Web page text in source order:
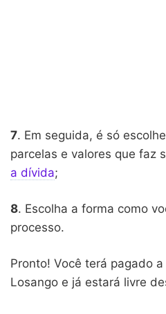
7. Em seguida, é só
parcelas e valores que faz
a dívida;
8. Escolha a forma como
processo.
Pronto! Você terá pagado
Losango e já estará livre